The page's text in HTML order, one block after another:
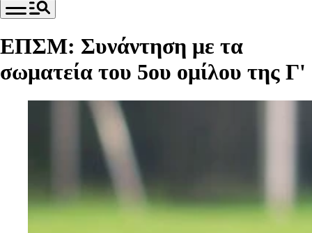
ΕΠΣΜ: Συνάντηση με τα
σωματεία του 5ου ομίλου της Γ'